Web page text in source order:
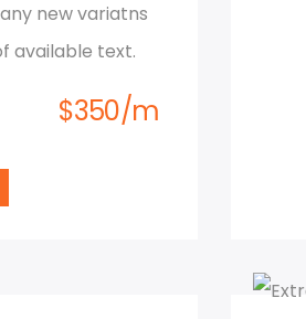
new variatns
available text.
$350/m